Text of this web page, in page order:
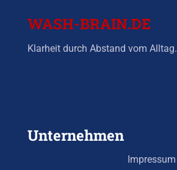
WASH-BRAIN.DE
Klarheit durch Abstand vom Alltag.
Unternehmen
Impressum